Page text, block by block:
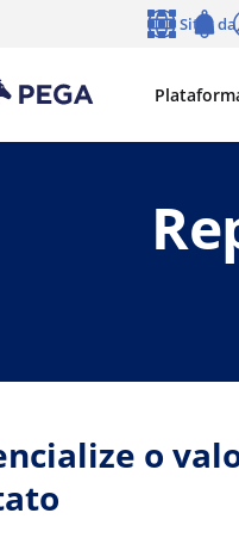
principal
Sites da
o